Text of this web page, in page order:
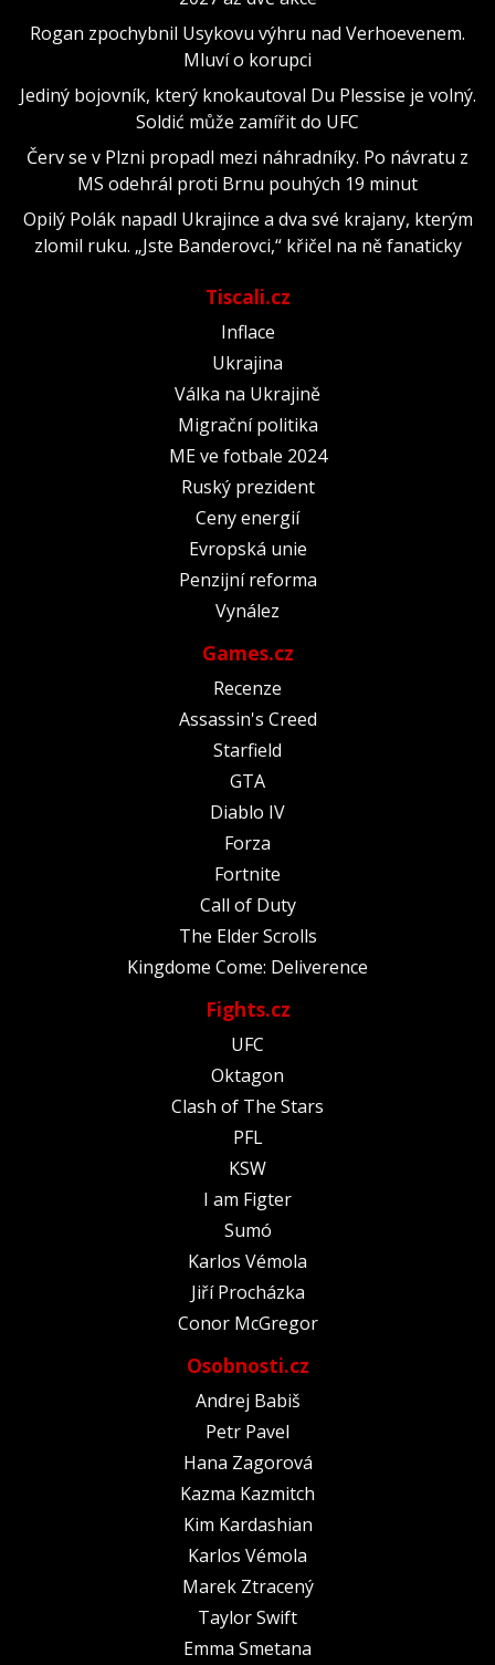
Rogan zpochybnil Usykovu výhru nad Verhoevenem.
Mluví o korupci
Jediný bojovník, který knokautoval Du Plessise je volný.
Soldić může zamířit do UFC
Červ se v Plzni propadl mezi náhradníky. Po návratu z
MS odehrál proti Brnu pouhých 19 minut
Opilý Polák napadl Ukrajince a dva své krajany, kterým
zlomil ruku. „Jste Banderovci,“ křičel na ně fanaticky
Tiscali.cz
Inflace
Ukrajina
Válka na Ukrajině
Migrační politika
ME ve fotbale 2024
Ruský prezident
Ceny energií
Evropská unie
Penzijní reforma
Vynález
Games.cz
Recenze
Assassin's Creed
Starfield
GTA
Diablo IV
Forza
Fortnite
Call of Duty
The Elder Scrolls
Kingdome Come: Deliverence
Fights.cz
UFC
Oktagon
Clash of The Stars
PFL
KSW
I am Figter
Sumó
Karlos Vémola
Jiří Procházka
Conor McGregor
Osobnosti.cz
Andrej Babiš
Petr Pavel
Hana Zagorová
Kazma Kazmitch
Kim Kardashian
Karlos Vémola
Marek Ztracený
Taylor Swift
Emma Smetana